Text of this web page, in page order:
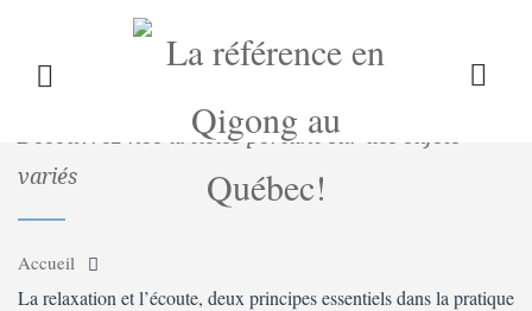
LE QIGONG L’INSTITUT COURS
CALENDRIER
ARTICLE
Découvrez nos articles portant sur des sujets
variés
Accueil
La relaxation et l’écoute, deux principes essentiels dans la pratique